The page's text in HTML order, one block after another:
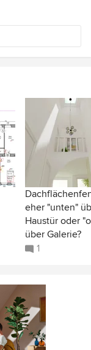
eher "unten"
Haustür oder
über Galerie?
1